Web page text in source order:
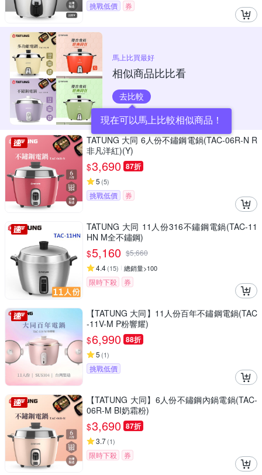
挑戰低價 券
馬上比買最好
相似商品比比看
去比較
現在可以馬上比較相似商品！
TATUNG 大同 6人份不鏽鋼電鍋(TAC-06R-N R
非凡洋紅)(Y)
$3,690 87折
5 (5)
挑戰低價 券
TATUNG 大同 11人份316不鏽鋼電鍋(TAC-11
HN M全不鏽鋼)
$5,160 $5,660
4.4(15) 總銷量>100
限時下殺 券
【TATUNG 大同】11人份百年不鏽鋼電鍋(TAC
-11V-M P粉響耀)
$6,990 88折
5 (1)
挑戰低價
【TATUNG 大同】6人份不鏽鋼內鍋電鍋(TAC-
06R-M BI奶霜粉)
$3,690 87折
3.7(1)
限時下殺 券